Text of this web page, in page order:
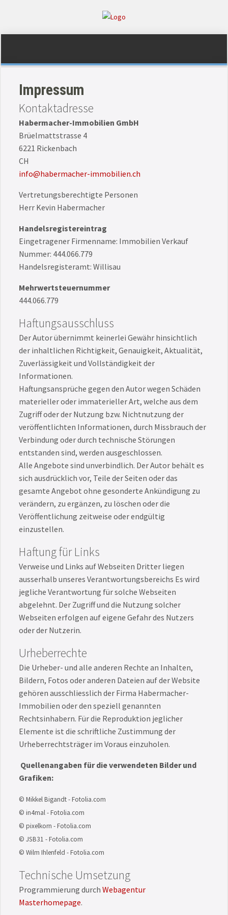
Impressum
Kontaktadresse
Habermacher-Immobilien GmbH
Brüelmattstrasse 4
6221 Rickenbach
CH
info@habermacher-immobilien.ch
Vertretungsberechtigte Personen
Herr Kevin Habermacher
Handelsregistereintrag
Eingetragener Firmenname: Immobilien Verkauf
Nummer: 444.066.779
Handelsregisteramt: Willisau
Mehrwertsteuernummer
444.066.779
Haftungsausschluss
Der Autor übernimmt keinerlei Gewähr hinsichtlich
der inhaltlichen Richtigkeit, Genauigkeit, Aktualität,
Zuverlässigkeit und Vollständigkeit der
Informationen.
Haftungsansprüche gegen den Autor wegen Schäden
materieller oder immaterieller Art, welche aus dem
Zugriff oder der Nutzung bzw. Nichtnutzung der
veröffentlichten Informationen, durch Missbrauch der
Verbindung oder durch technische Störungen
entstanden sind, werden ausgeschlossen.
Alle Angebote sind unverbindlich. Der Autor behält es
sich ausdrücklich vor, Teile der Seiten oder das
gesamte Angebot ohne gesonderte Ankündigung zu
verändern, zu ergänzen, zu löschen oder die
Veröffentlichung zeitweise oder endgültig
einzustellen.
Haftung für Links
Verweise und Links auf Webseiten Dritter liegen
ausserhalb unseres Verantwortungsbereichs Es wird
jegliche Verantwortung für solche Webseiten
abgelehnt. Der Zugriff und die Nutzung solcher
Webseiten erfolgen auf eigene Gefahr des Nutzers
oder der Nutzerin.
Urheberrechte
Die Urheber- und alle anderen Rechte an Inhalten,
Bildern, Fotos oder anderen Dateien auf der Website
gehören ausschliesslich der Firma Habermacher-
Immobilien oder den speziell genannten
Rechtsinhabern. Für die Reproduktion jeglicher
Elemente ist die schriftliche Zustimmung der
Urheberrechtsträger im Voraus einzuholen.
Quellenangaben für die verwendeten Bilder und
Grafiken:
© Mikkel Bigandt - Fotolia.com
© in4mal - Fotolia.com
© pixelkorn - Fotolia.com
© JSB31 - Fotolia.com
© Wilm Ihlenfeld - Fotolia.com
Technische Umsetzung
Programmierung durchWebagentur
Masterhomepage.